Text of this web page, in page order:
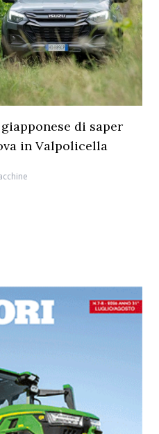
di saper
in Valpolicella